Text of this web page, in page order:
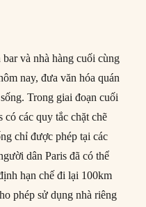
bar và nhà hàng cuối cùng
nay, đưa văn hóa quán
Trong giai đoạn cuối
có các quy tắc chặt chẽ
chỉ được phép tại các
dân Paris đã có thể
hạn chế đi lại 100km
phép sử dụng nhà riêng